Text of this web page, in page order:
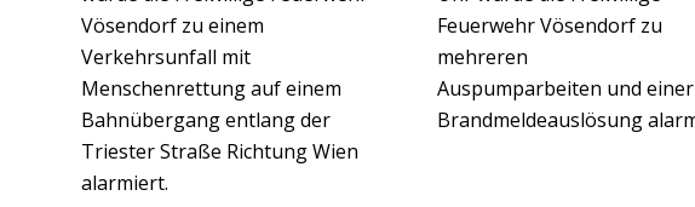
Vösendorf zu einem
Verkehrsunfall mit
Menschenrettung auf einem
Bahnübergang entlang der
Triester Straße Richtung Wien
alarmiert.
Feuerwehr Vösendorf zu
mehreren
Auspumparbeiten und einer